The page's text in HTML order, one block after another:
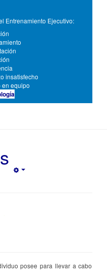
Entrenamiento Ejecutivo:
insatisfecho
en equipo
posee para llevar a cabo